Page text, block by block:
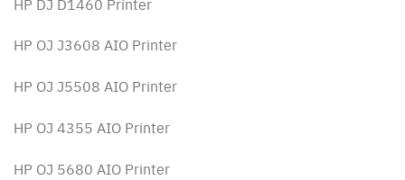
HP OJ J3608 AIO Printer
HP OJ J5508 AIO Printer
HP OJ 4355 AIO Printer
HP OJ 5680 AIO Printer